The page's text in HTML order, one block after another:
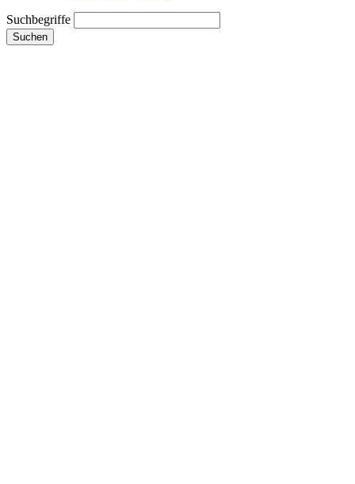
Suchbegriffe
Suchen